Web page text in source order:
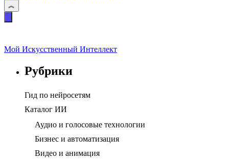
Мой Искусственный Интеллект
Рубрики
Гид по нейросетям
Каталог ИИ
Аудио и голосовые технологии
Бизнес и автоматизация
Видео и анимация